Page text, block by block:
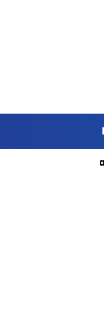
Masyarakat,